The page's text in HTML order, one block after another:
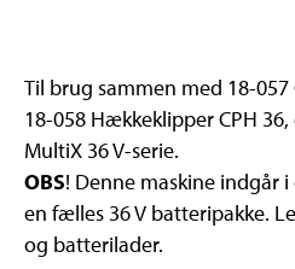
Til brug sammen med 18-057
18-058 Hækkeklipper CPH
MultiX 36 V-serie.
OBS! Denne maskine indgår
en fælles 36 V batteripakke.
og batterilader.